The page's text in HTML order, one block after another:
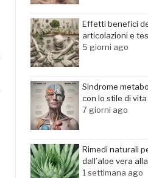
Effetti benefici
articolazioni e
5 giorni ago
Sindrome
con lo stile di
7 giorni ago
Rimedi naturali
dall’aloe vera
1 settimana ago